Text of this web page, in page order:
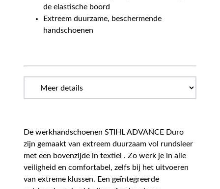
de elastische boord
Extreem duurzame, beschermende
handschoenen
De werkhandschoenen STIHL ADVANCE Duro
zijn gemaakt van extreem duurzaam vol rundsleer
met een bovenzijde in textiel . Zo werk je in alle
veiligheid en comfortabel, zelfs bij het uitvoeren
van extreme klussen. Een geïntegreerde